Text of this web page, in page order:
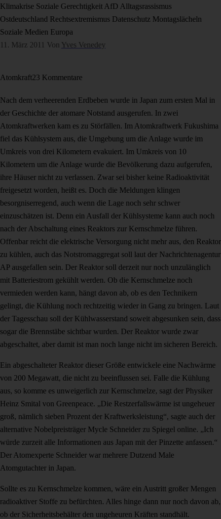
Klimakrise Soziale Gerechtigkeit AfD Alltagsrassismus
Ostdeutschland Rechtsextremismus Datenschutz Montagslächeln
Soziale Medien Europa
11. März 2011 Von Yves Venedey
Atomkraft23 Kommentare
Nach dem verheerenden Erdbeben wurde in Japan zum ersten Mal in
der Geschichte der atomare Notstand ausgerufen. In zwei
Atomkraftwerken kam es zu Störfällen. Im Atomkraftwerk Fukushima
fiel das Kühlsystem aus, die Umgebung um die Anlage wurde im
Umkreis von drei Kilometern evakuiert. Im Umkreis von 10
Kilometern um die Anlage wurde die Bevölkerung dazu aufgerufen,
ihre Häuser nicht zu verlassen. Zwar sei bisher keine Radioaktivität
freigesetzt worden, heißt es. Doch die Meldungen klingen
besorgniserregend, auch wenn die Lage noch sehr schwer
einzuschätzen ist. Denn ein Ausfall der Kühlsysteme kann auch noch
nach der Abschaltung eines Reaktors zur Kernschmelze führen.
Offenbar reicht die elektrische Versorgung nicht mehr aus, den Reaktor
zu kühlen, auch das Notstromaggregat soll laut der Nachrichtenagentur
AP ausgefallen sein. Der Reaktor soll derzeit nur noch unzulänglich
mit Batteriestrom gekühlt werden. Ob die Kernschmelze noch
vermieden werden kann, hängt davon ab, ob es den Technikern
gelingt, die Kühlung noch rechtzeitig wieder in Gang zu bringen. Laut
der Tagesschau soll der Kühlwasserstand soweit abgesunken sein, dass
sogar die Brennstäbe sichtbar wurden. Der Reaktor wurde zwar
abgeschaltet, aber damit ist man noch lange nicht im sicheren Bereich.
Ein abgeschalteter Reaktor dieser Größe entwickele eine Nachwärme
von 200 Megawatt, die nicht zu beeinflussen sei. Falle die Kühlung
aus, so komme es unweigerlich zur Kernschmelze, sagt der Physiker
Heinz Smital von Greenpeace. „Die Restzerfallswärme ist ungeheuer
groß, nämlich sieben Prozent der Kraftwerksleistung“, sagte auch der
alternative Nobelpreisträger Mycle Schneider zu Spiegel online. „Ich
würde zurzeit alle Informationen aus Japan mit der Pinzette anfassen.“
Der Atomexperte Schneider war mehrere Dutzend Male
Atomgutachter in Japan.
Sollte es zu Kernschmelze kommen, wäre ein Austritt großer Mengen
radioaktiver Stoffe zu befürchten. Alles hinge dann nur noch davon ab,
ob der Sicherheitsbehälter den ungeheuren Kräften standhält.